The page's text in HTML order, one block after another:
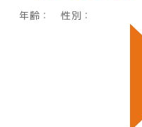
年齢： 性別：